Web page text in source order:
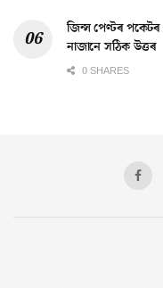
জিন্স পেণ্টৰ
নাজানে সঠিক উত্তৰ
0 SHARES